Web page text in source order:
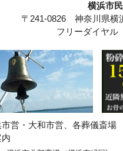
横浜市
〒241-0826 神奈川県横
フリーダイヤル
市営・大和市営、各葬儀斎場
内